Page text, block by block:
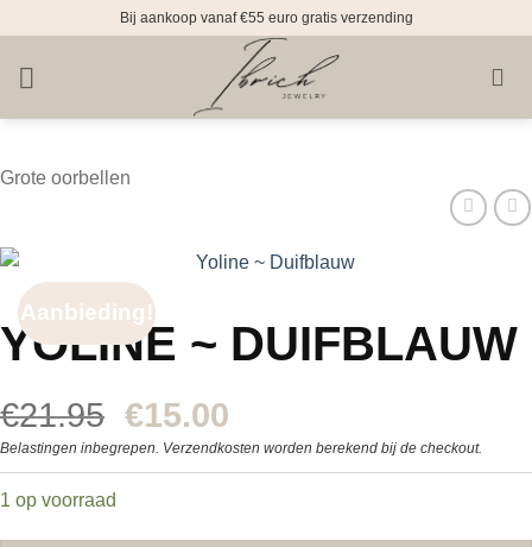
inhoud
Bij aankoop vanaf €55 euro gratis verzending
Grote oorbellen
Aanbieding!
YOLINE ~ DUIFBLAUW
€21.95 Oorspronkelijke
prijs
was:
€15.00Huidige
prijs
is:
Belastingen inbegrepen. Verzendkosten worden berekend bij de checkout.
1 op voorraad